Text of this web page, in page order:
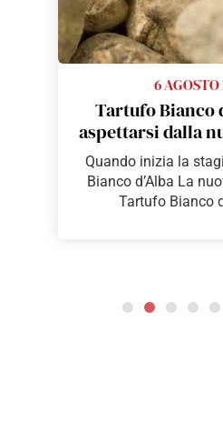
6
Tartufo Bianco
aspettarsi dalla
Quando inizia la
Bianco d’Alba La
Tartufo Bianco